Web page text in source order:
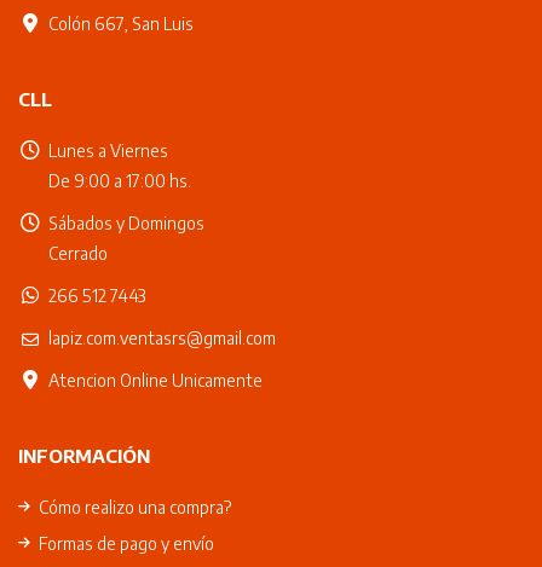
Colón 667, San Luis
CLL
Lunes a Viernes
De 9:00 a 17:00 hs.
Sábados y Domingos
Cerrado
266 512 7443
lapiz.com.ventasrs@gmail.com
Atencion Online Unicamente
INFORMACIÓN
Cómo realizo una compra?
Formas de pago y envío